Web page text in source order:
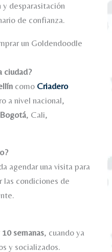
y desparasitación
de confianza.
un Goldendoodle
ciudad?
como Criadero
a nivel nacional,
Bogotá, Cali,
agendar una visita para
las condiciones de
10 semanas, cuando ya
y socializados.